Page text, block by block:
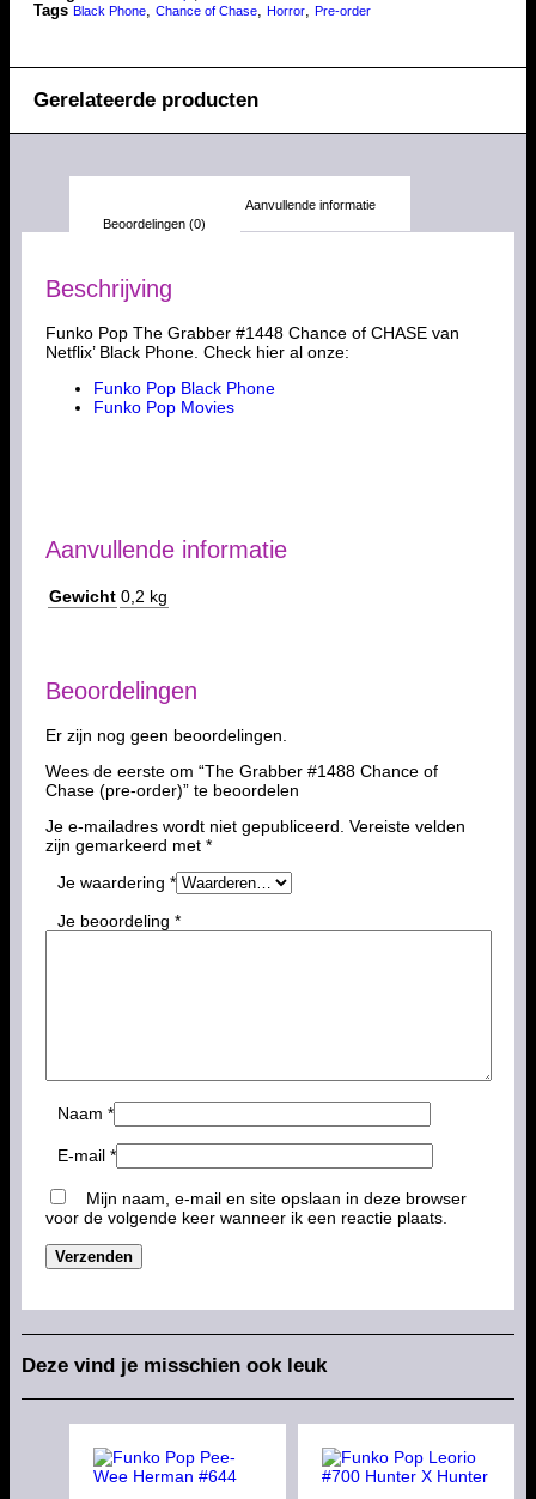
Tags Black Phone, Chance of Chase, Horror, Pre-order
Gerelateerde producten
Aanvullende informatie
Beoordelingen (0)
Beschrijving
Funko Pop The Grabber #1448 Chance of CHASE van
Netflix’ Black Phone. Check hier al onze:
Funko Pop Black Phone
Funko Pop Movies
Aanvullende informatie
Gewicht 0,2 kg
Beoordelingen
Er zijn nog geen beoordelingen.
Wees de eerste om “The Grabber #1488 Chance of
Chase (pre-order)” te beoordelen
Je e-mailadres wordt niet gepubliceerd. Vereiste velden
zijn gemarkeerd met *
Je waardering *
Je beoordeling *
Naam *
E-mail *
Mijn naam, e-mail en site opslaan in deze browser
voor de volgende keer wanneer ik een reactie plaats.
Deze vind je misschien ook leuk